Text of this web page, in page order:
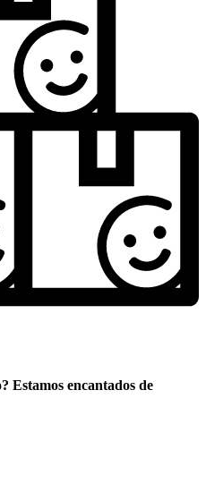
Estamos encantados de